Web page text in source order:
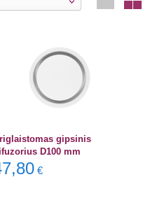
gipsinis
D100 mm
€